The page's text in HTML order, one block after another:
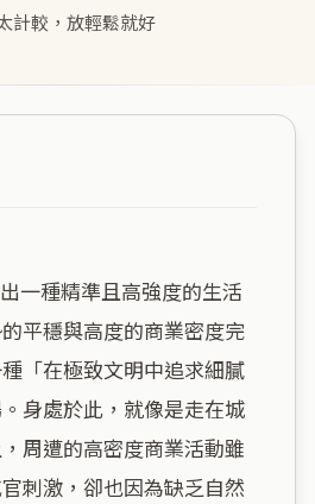
計較，放輕鬆就好
平穩與高度的商業密度完
「在極致文明中追求細膩
身處於此，就像是走在城
周遭的高密度商業活動雖
刺激，卻也因為缺乏自然